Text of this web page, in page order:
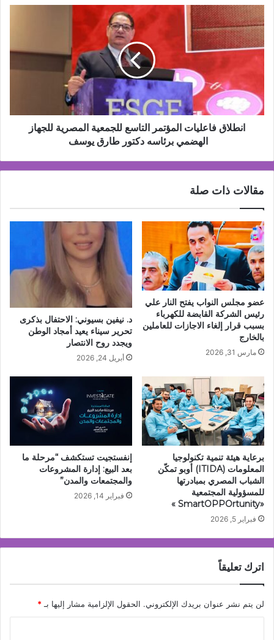
الساحلية
انطلاق
فاعليات
المؤتمر
التاسع
للجمعية
للجهاز
الهضمي
برئاسه
انطلاق فاعليات المؤتمر التاسع للجمعية المصرية للجهاز
الهضمي برئاسه دكتور طارق يوسف
مقالات ذات صلة
عضو مجلس النواب يفتح النار علي
رئيس الشركة القابضة للكهرباء
بسبب قرار إلغاء الاجازات للعاملين
بالخارج
مارس 31, 2026
د. نيفين بسيوني: الاحتفال بذكرى
تحرير سيناء يعيد أمجاد الوطن
ويجدد روح الانتصار
أبريل 24, 2026
برعاية هيئة تنمية تكنولوجيا
المعلومات (ITIDA) أوبو تمكّن
الشباب المصري بمبادرتها
للمسؤولية المجتمعية
«SmartOPPOrtunity »
فبراير 5, 2026
إنفستجيت تستكشف “مرحلة ما
بعد البيع: إدارة المشروعات
والمجتمعات والمدن”
فبراير 14, 2026
اترك تعليقاً
لن يتم نشر عنوان بريدك الإلكتروني. الحقول الإلزامية مشار إليها بـ *